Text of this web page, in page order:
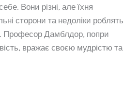
Вони різні, але їхня
сторони та недоліки роблять
Професор Дамблдор, попри
вражає своєю мудрістю та